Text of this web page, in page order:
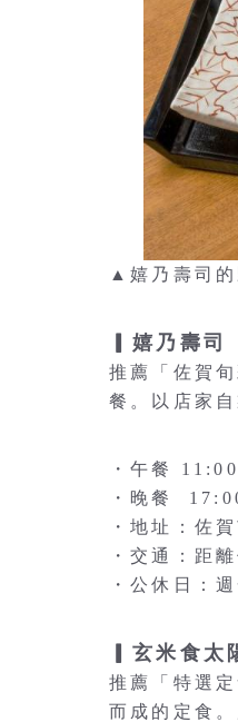
▲嬉乃壽司
▎嬉乃壽司
推薦「佐賀
餐。以店家
・午餐
・晚餐
・地址：佐
・交通：距
・公休日：
▎玄米食太
推薦「特選
而成的定食